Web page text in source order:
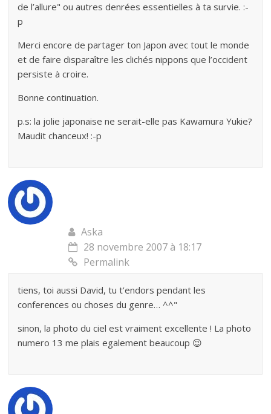
de l’allure" ou autres denrées essentielles à ta survie. :-
p
Merci encore de partager ton Japon avec tout le monde
et de faire disparaître les clichés nippons que l’occident
persiste à croire.
Bonne continuation.
p.s: la jolie japonaise ne serait-elle pas Kawamura Yukie?
Maudit chanceux! :-p
Aska
28 novembre 2007 à 18:17
Permalink
tiens, toi aussi David, tu t’endors pendant les
conferences ou choses du genre… ^^"
sinon, la photo du ciel est vraiment excellente ! La photo
numero 13 me plais egalement beaucoup 😉